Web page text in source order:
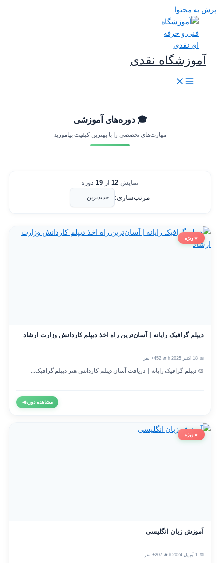
به محتوا
آموزشگاه نقدی
🎓 دوره‌های آموزشی
مهارت‌های تخصصی را با بهترین کیفیت بیاموزید
نمایش12 از 19 دوره
مرتب‌سازی:
⭐ ویژه
دیپلم گرافیک رایانه | آسان‌ترین راه اخذ دیپلم کاردانش وزارت ارشاد
👨‍🎓 452+ نفر
🎨 دیپلم گرافیک رایانه | دریافت آسان دیپلم کاردانش هنر دیپلم گرافیک...
مشاهده دوره◀
⭐ ویژه
آموزش زبان انگلیسی
👨‍🎓 207+ نفر